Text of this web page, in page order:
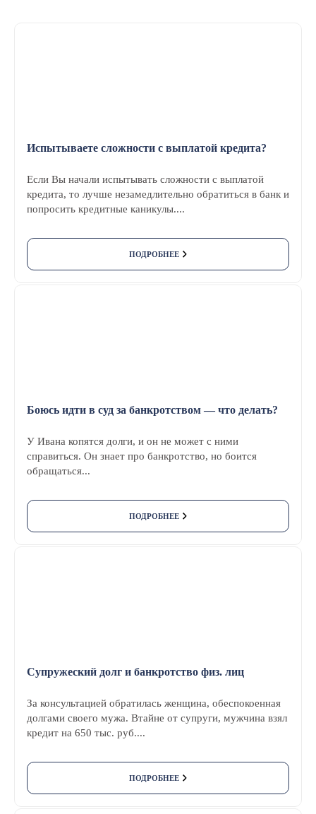
Испытываете сложности с выплатой кредита?
Если Вы начали испытывать сложности с выплатой
кредита, то лучше незамедлительно обратиться в банк и
попросить кредитные каникулы....
ПОДРОБНЕЕ
Боюсь идти в суд за банкротством — что делать?
У Ивана копятся долги, и он не может с ними
справиться. Он знает про банкротство, но боится
обращаться...
ПОДРОБНЕЕ
Супружеский долг и банкротство физ. лиц
За консультацией обратилась женщина, обеспокоенная
долгами своего мужа. Втайне от супруги, мужчина взял
кредит на 650 тыс. руб....
ПОДРОБНЕЕ